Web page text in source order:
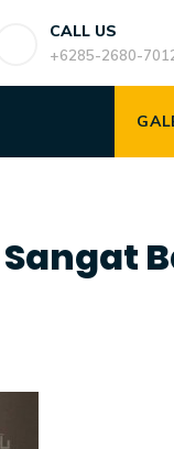
CALL US
+6285-2680-